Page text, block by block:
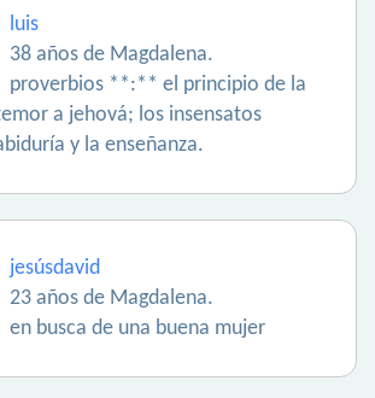
luis
38 años de Magdalena.
proverbios **:** el principio de la
a jehová; los insensatos
y la enseñanza.
jesúsdavid
23 años de Magdalena.
en busca de una buena mujer